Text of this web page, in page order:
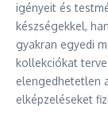
igényeit és
készségekkel,
gyakran egyedi
kollekciókat
elengedhetetlen
elképzeléseket